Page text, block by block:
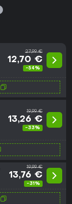
27,99 €
12,70 €
-54%
19,99 €
13,26 €
-33%
19,99 €
13,76 €
-31%